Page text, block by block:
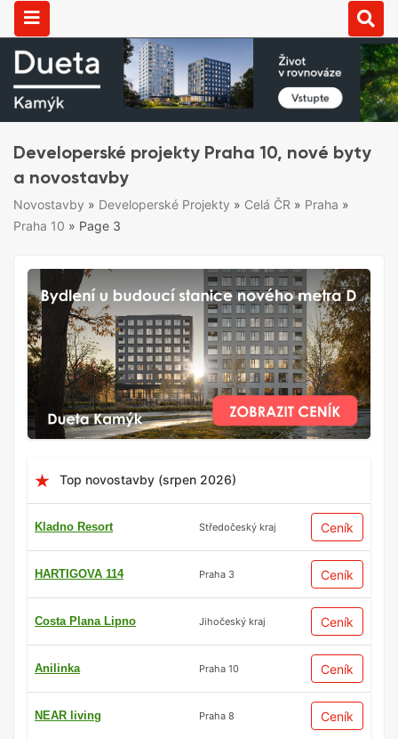
Developerské projekty Praha 10, nové byty
a novostavby
Novostavby » Developerské Projekty » Celá ČR » Praha »
Praha 10 » Page 3
Top novostavby (srpen 2026)
Kladno Resort Středočeský kraj Ceník
HARTIGOVA 114 Praha 3 Ceník
Costa Plana Lipno Jihočeský kraj Ceník
Anilinka Praha 10 Ceník
NEAR living Praha 8 Ceník